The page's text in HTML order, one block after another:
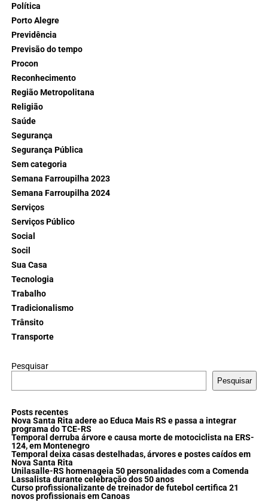
Política
Porto Alegre
Previdência
Previsão do tempo
Procon
Reconhecimento
Região Metropolitana
Religião
Saúde
Segurança
Segurança Pública
Sem categoria
Semana Farroupilha 2023
Semana Farroupilha 2024
Serviços
Serviços Público
Social
Socil
Sua Casa
Tecnologia
Trabalho
Tradicionalismo
Trânsito
Transporte
Pesquisar
Pesquisar
Posts recentes
Nova Santa Rita adere ao Educa Mais RS e passa a integrar
programa do TCE-RS
Temporal derruba árvore e causa morte de motociclista na ERS-
124, em Montenegro
Temporal deixa casas destelhadas, árvores e postes caídos em
Nova Santa Rita
Unilasalle-RS homenageia 50 personalidades com a Comenda
Lassalista durante celebração dos 50 anos
Curso profissionalizante de treinador de futebol certifica 21
novos profissionais em Canoas